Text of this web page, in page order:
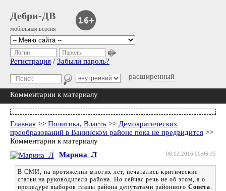
Дебри-ДВ
мобильная версия
расширенный
Логин Пароль
Регистрация / Забыли пароль?
Комментарии к материалу
Главная >> Политика, Власть >> Демократических
преобразований в Ванинском районе пока не предвидится >>
Комментарии к материалу
08.12.2016 00:06:35
Марина_Л
В СМИ, на протяжении многих лет, печатались критические
статьи на руководителя района. Но сейчас речь не об этом, а о
процедуре выборов главы района депутатами районного Совета.